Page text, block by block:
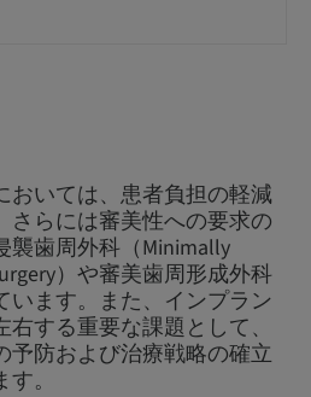
おいては、患者負担の軽減
さらには審美性への要求の
襲歯周外科（Minimally
）や審美歯周形成外科
います。また、インプラン
する重要な課題として、
予防および治療戦略の確立
。